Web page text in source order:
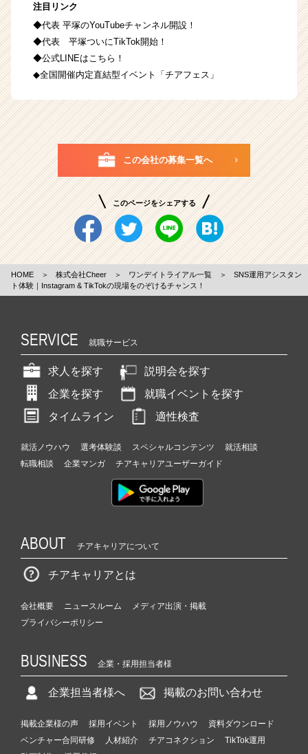
注目リンク
◆代表 平塚のYouTubeチャンネル開設！
◆代表 平塚ついにTikTok開始！
◆公式LINEはこちら！
◆全国開催内定直結型イベント「チアフェス」
この会社の募集一覧へ
このページをシェアする
HOME ＞ 株式会社Cheer ＞ ワンデイトライアル一覧 ＞
SNS運用アシスタン
ト体験｜Instagram & TikTokの現場をのぞけるチャンス！
SERVICE 就職サービス
求人を探す
説明会を探す
企業を探す
就職イベントを探す
タイムライン
適性検査
就活ノウハウ 選考体験談 スペシャルコンテンツ
就活相談
転職相談
企業マンガ チアキャリアユーザーガイド
ABOUT チアキャリアについて
チアキャリアとは
会社概要 ニュースルーム
メディア出演・掲載
プライバシーポリシー
BUSINESS 企業・採用担当者様
企業担当者様へ 掲載のお問い合わせ
掲載企業様の声 採用イベント 採用ノウハウ
資料ダウンロード
ベンチャー合同研修
人材紹介 チアコネクション
TikTok運用